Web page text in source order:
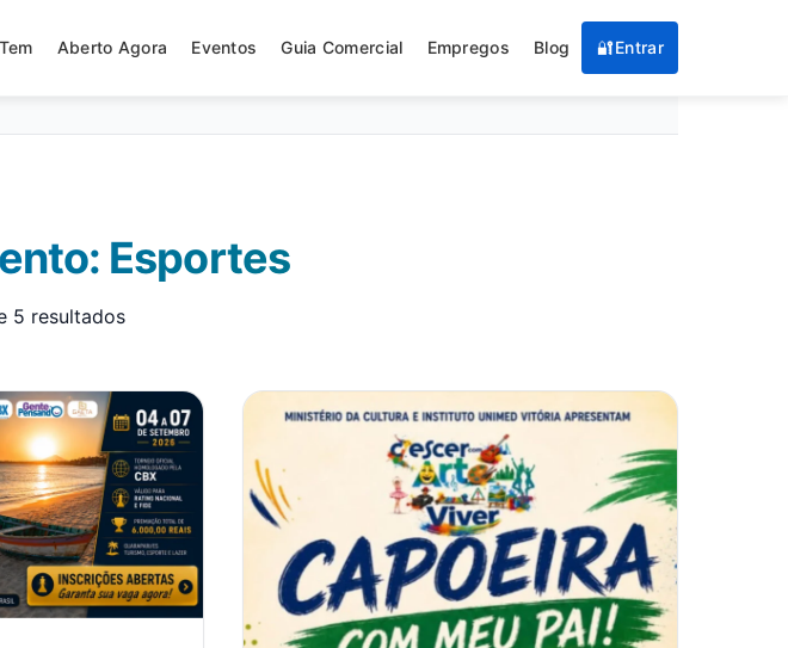
Aberto Agora Eventos Guia Comercial Empregos Blog 🔐Entrar
Esportes
5 resultados